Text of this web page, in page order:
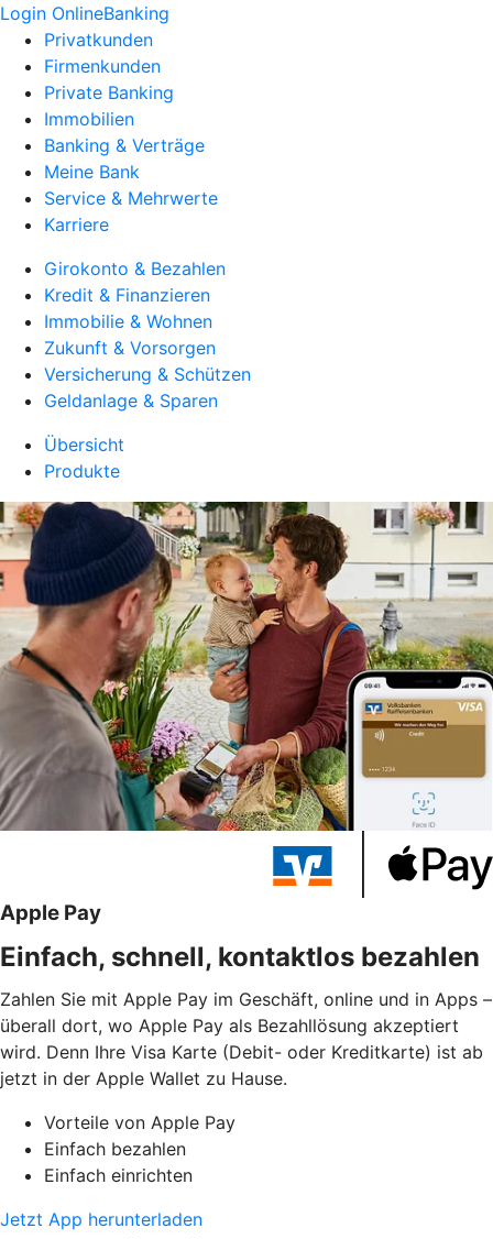
Login OnlineBanking
Privatkunden
Firmenkunden
Private Banking
Immobilien
Banking & Verträge
Meine Bank
Service & Mehrwerte
Karriere
Girokonto & Bezahlen
Kredit & Finanzieren
Immobilie & Wohnen
Zukunft & Vorsorgen
Versicherung & Schützen
Geldanlage & Sparen
Übersicht
Produkte
Apple Pay
Einfach, schnell, kontaktlos bezahlen
Zahlen Sie mit Apple Pay im Geschäft, online und in Apps –
überall dort, wo Apple Pay als Bezahllösung akzeptiert
wird. Denn Ihre Visa Karte (Debit- oder Kreditkarte) ist ab
jetzt in der Apple Wallet zu Hause.
Vorteile von Apple Pay
Einfach bezahlen
Einfach einrichten
Jetzt App herunterladen